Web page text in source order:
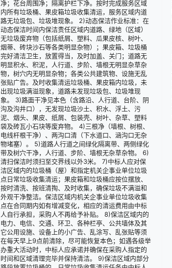
净；花台周围净；隔离护栏下净。按时完成服务区域
内所有垃圾桶、果皮箱垃圾收集清运，服务区域内道
路无垃圾包、垃圾堆现象。 2)动态保洁作业标准：在
动态保洁时间内保洁责任区域内道路、绿地（区域）
无垃圾废弃物（包括纸屑、塑料、瓜果皮核、树叶、
烟蒂、砖块沙石等各类明显杂物）；果皮箱、垃圾桶
完好清洁卫生，放置得当，及时加盖、关门；道路无
明显积水、积泥，人行道、步阶、墙根无明显杂草杂
物，树穴内无明显杂物；各类公共建筑物、设施无乱
张贴广告。及时收集清运垃圾桶、果皮箱内垃圾，未
出现垃圾满溢现象，道路未发现垃圾包、垃圾堆现
象。 3)路面干净见本色（含路沿、人行道、台阶、阴
沟及沟井口），无发现垃圾沙土、积水、浮土、污
泥、烟头、果皮、纸屑、包装壳、树叶、杂草、塑料
袋及砖瓦小石块等废弃物。 4)三根净（墙根、树根、
电线杆根干净）、两沟口清（下水道口、涵沟口无杂
物堵塞）。 5)道路人行道之间绿化隔离带、两侧绿化
带及树穴干净，人行道、步阶、墙根无杂草杂物。 6)
清扫保洁时须扫至交界线以外3米。 7)中标人应对保
洁区域内的垃圾桶（屋）和指定机关企事业单位垃圾
点日常垃圾收集清运；果皮箱和垃圾桶应按位摆放、
按时清洗、按班清掏、及时收集，确保垃圾不满溢和
外观干净整洁。保洁区域内机关企事业单位垃圾收集
点在合同期内如有增减变化，相应的清运费用由中标
人自行承担，采购人不再给予补贴。 8)保洁区域内的
电力、电信、交通、环卫、各种栏亭、公共墙体及其
它公用设施、设备上的小广告、乱涂写、乱张贴等须
在每天早上9点前清除，尽可能恢复本色；如遇各级举
办重大活动时，中标人应承诺并确保在采购人指定的
时间和区域清理完毕并保持清洁。 9)保洁区域内部分